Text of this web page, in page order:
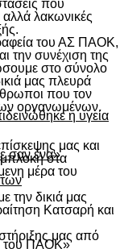
που
λακωνικές
του ΑΣ ΠΑΟΚ,
την συνέχιση της
στο σύνολο
μας πλευρά
που τον
οργανωμένων.
μας και
στα
μέρα του
την δικιά μας
Κατσαρή και
στήριξης μας από
η υγεία
σαν ένα»
του ΠΑΟΚ»